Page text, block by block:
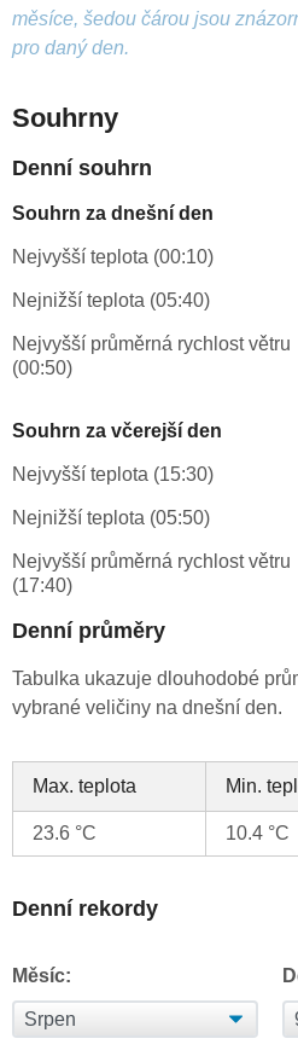
měsíce, šedou čárou jsou
pro daný den.
Souhrny
Denní souhrn
Souhrn za dnešní den
Nejvyšší teplota (00:10)
Nejnižší teplota (05:40)
Nejvyšší průměrná rychlost větru
(00:50)
Souhrn za včerejší den
Nejvyšší teplota (15:30)
Nejnižší teplota (05:50)
Nejvyšší průměrná rychlost větru
(17:40)
Denní průměry
Tabulka ukazuje dlouhodobé
vybrané veličiny na dnešní den.
Max. teplota Min.
23.6 °C 10.4 °C
Denní rekordy
Měsíc: